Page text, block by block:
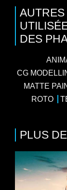
DES
CG
MATTE
ROTO
PLUS